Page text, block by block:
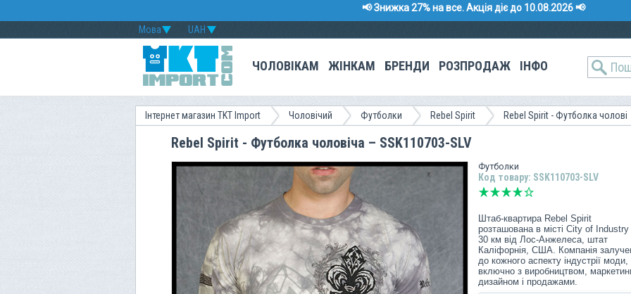
📢 Знижка 27% на все. Акція діє до 10.08.2026 📢
UAH
Мова
ЧОЛОВІКАМ ЖІНКАМ БРЕНДИ РОЗПРОДАЖ ІНФО
Інтернет магазин TKT Import Чоловічий Футболки Rebel Spirit Rebel Spirit - Футболка чолові
Rebel Spirit - Футболка чоловіча – SSK110703-SLV
Футболки
Код товару: SSK110703-SLV
Штаб-квартира Rebel Spirit
розташована в місті City of Industry
30 км від Лос-Анжелеса, штат
Каліфорнія, США. Компанія
до кожного аспекту індустрії моди,
включно з виробництвом,
дизайном і продажами.